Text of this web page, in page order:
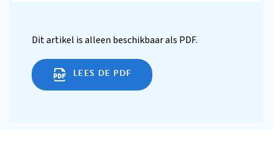
Dit artikel is alleen beschikbaar als PDF.
LEES DE PDF